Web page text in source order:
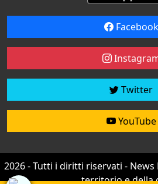
Facebook
Twitter
YouTube
2026 - Tutti i diritti riservati - News
territorio e della